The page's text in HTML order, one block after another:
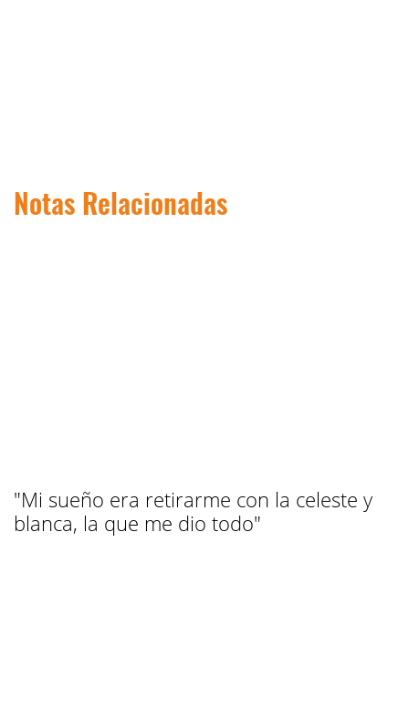
Notas Relacionadas
"Mi sueño era retirarme con la celeste y
blanca, la que me dio todo"